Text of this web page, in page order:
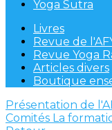
Yoga Sutra
Livres
Revue de
Revue Yoga
Articles divers
Boutique
Présentation de
Comités La